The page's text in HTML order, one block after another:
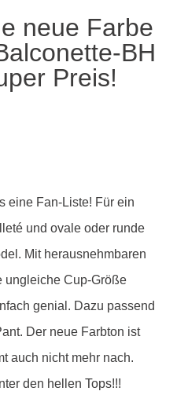
neue Farbe
BH
Preis!
eine Fan-Liste! Für ein
und ovale oder runde
Mit herausnehmbaren
ungleiche Cup-Größe
genial. Dazu passend
Der neue Farbton ist
auch nicht mehr nach.
den hellen Tops!!!